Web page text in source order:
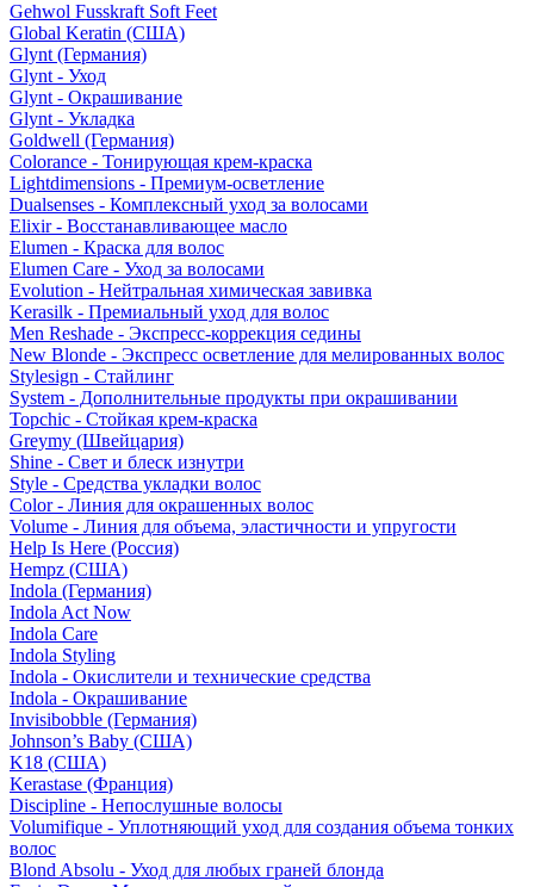
Gehwol Fusskraft Soft Feet
Global Keratin (США)
Glynt (Германия)
Glynt - Уход
Glynt - Окрашивание
Glynt - Укладка
Goldwell (Германия)
Colorance - Тонирующая крем-краска
Lightdimensions - Премиум-осветление
Dualsenses - Комплексный уход за волосами
Elixir - Восстанавливающее масло
Elumen - Краска для волос
Elumen Care - Уход за волосами
Evolution - Нейтральная химическая завивка
Kerasilk - Премиальный уход для волос
Men Reshade - Экспресс-коррекция седины
New Blonde - Экспресс осветление для мелированных волос
Stylesign - Стайлинг
System - Дополнительные продукты при окрашивании
Topchic - Стойкая крем-краска
Greymy (Швейцария)
Shine - Свет и блеск изнутри
Style - Средства укладки волос
Color - Линия для окрашенных волос
Volume - Линия для объема, эластичности и упругости
Help Is Here (Россия)
Hempz (США)
Indola (Германия)
Indola Act Now
Indola Care
Indola Styling
Indola - Окислители и технические средства
Indola - Окрашивание
Invisibobble (Германия)
Johnson’s Baby (США)
K18 (США)
Kerastase (Франция)
Discipline - Непослушные волосы
Volumifique - Уплотняющий уход для создания объема тонких
волос
Blond Absolu - Уход для любых граней блонда